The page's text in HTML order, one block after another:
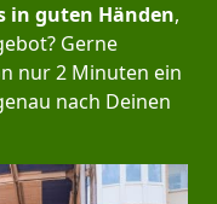
in guten Händen,
Gerne
nur 2 Minuten ein
nach Deinen